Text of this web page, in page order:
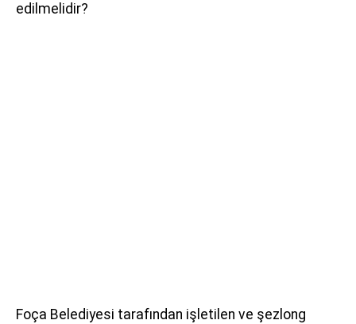
edilmelidir?
Foça Belediyesi tarafından işletilen ve şezlong